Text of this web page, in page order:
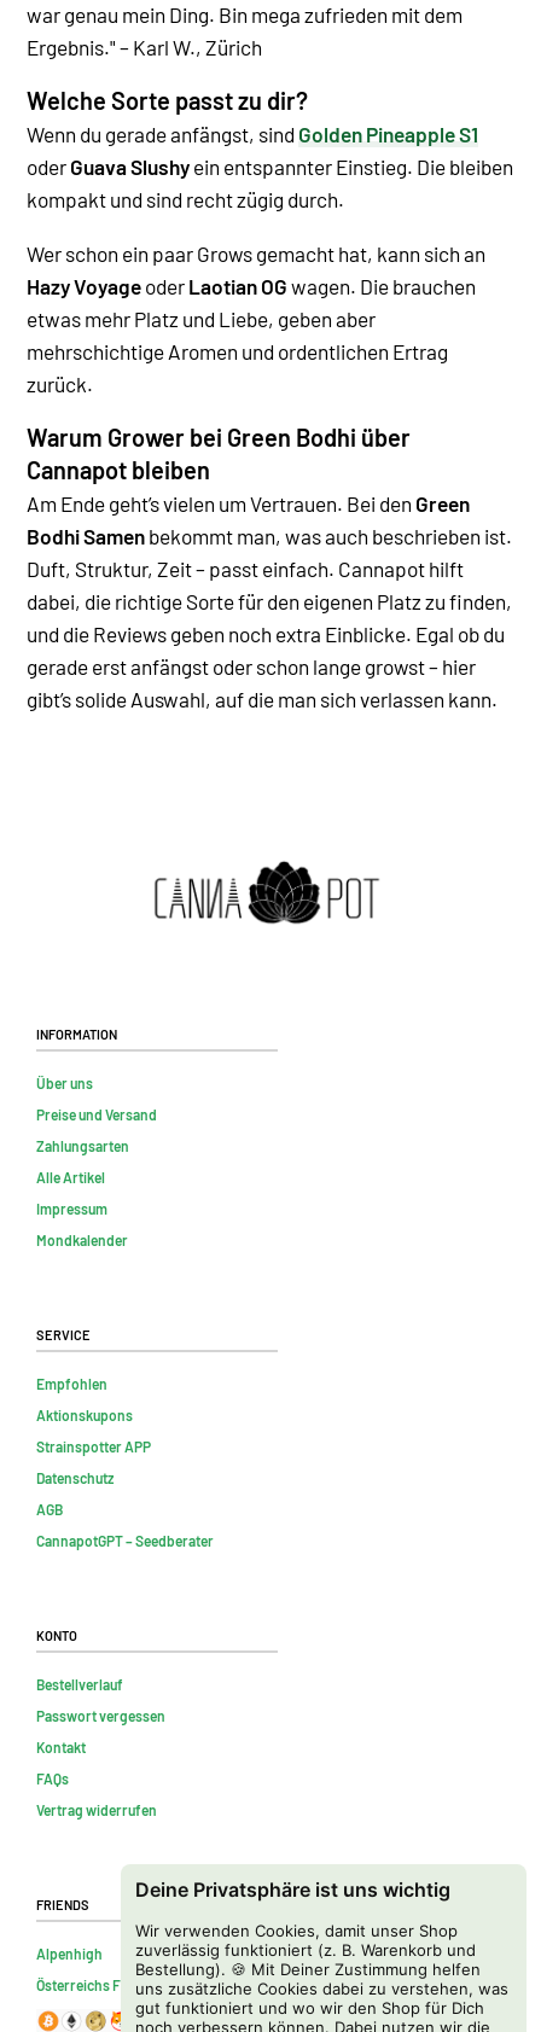
Deine Privatsphäre ist uns wichtig
Wir verwenden Cookies, damit unser Shop
zuverlässig funktioniert (z. B. Warenkorb und
Bestellung). 🍪 Mit Deiner Zustimmung helfen
uns zusätzliche Cookies dabei zu verstehen, was
gut funktioniert und wo wir den Shop für Dich
noch verbessern können. Dabei nutzen wir die
war genau mein Ding. Bin mega zufrieden mit dem
Ergebnis." – Karl W., Zürich
Welche Sorte passt zu dir?
Wenn du gerade anfängst, sind Golden Pineapple S1
oder Guava Slushy ein entspannter Einstieg. Die bleiben
kompakt und sind recht zügig durch.
Wer schon ein paar Grows gemacht hat, kann sich an
Hazy Voyage oder Laotian OG wagen. Die brauchen
etwas mehr Platz und Liebe, geben aber
mehrschichtige Aromen und ordentlichen Ertrag
zurück.
Warum Grower bei Green Bodhi über
Cannapot bleiben
Am Ende geht’s vielen um Vertrauen. Bei den Green
Bodhi Samen bekommt man, was auch beschrieben ist.
Duft, Struktur, Zeit – passt einfach. Cannapot hilft
dabei, die richtige Sorte für den eigenen Platz zu finden,
und die Reviews geben noch extra Einblicke. Egal ob du
gerade erst anfängst oder schon lange growst – hier
gibt’s solide Auswahl, auf die man sich verlassen kann.
Information
Über uns
Preise und Versand
Zahlungsarten
Alle Artikel
Impressum
Mondkalender
Service
Empfohlen
Aktionskupons
Strainspotter APP
Datenschutz
AGB
CannapotGPT – Seedberater
Konto
Bestellverlauf
Passwort vergessen
Kontakt
FAQs
Vertrag widerrufen
Friends
Alpenhigh
Österreichs Firmenverzeichnis